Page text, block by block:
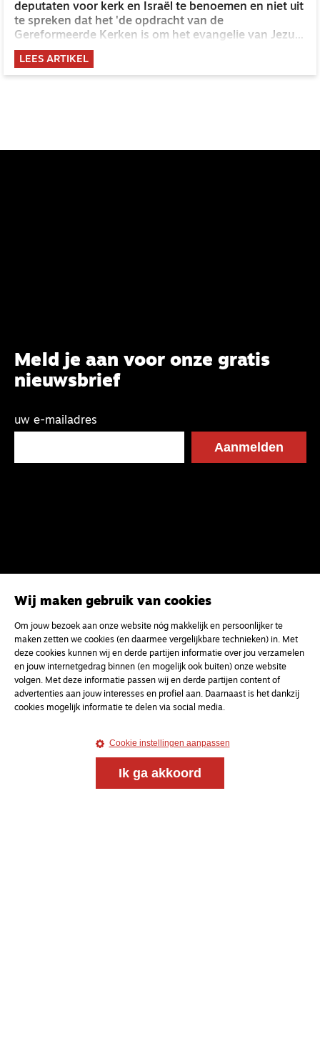
deputaten voor kerk en Israël te benoemen en niet uit
te spreken dat het 'de opdracht van de
Gereformeerde Kerken is om het evangelie van Jezus
Christus bekend te maken aan het Joodse volk'.
Verbijsterend.
LEES ARTIKEL
Meld je aan voor onze gratis
nieuwsbrief
uw e-mailadres
Onderweg is een platform voor ontmoeting, vorming
en gesprek voor christenen onderweg, in het bijzonder
voor de Nederlandse Gereformeerde Kerken.
Wij maken gebruik van cookies
Om jouw bezoek aan onze website nóg makkelijk en persoonlijker te
maken zetten we cookies (en daarmee vergelijkbare technieken) in. Met
deze cookies kunnen wij en derde partijen informatie over jou verzamelen
en jouw internetgedrag binnen (en mogelijk ook buiten) onze website
volgen. Met deze informatie passen wij en derde partijen content of
advertenties aan jouw interesses en profiel aan. Daarnaast is het dankzij
cookies mogelijk informatie te delen via social media.
Cookie instellingen aanpassen
Ik ga akkoord